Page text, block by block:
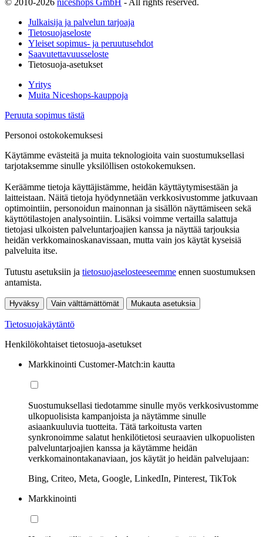
© 2010-2026 niceshops GmbH - All rights reserved.
Julkaisija ja palvelun tarjoaja
Tietosuojaseloste
Yleiset sopimus- ja peruutusehdot
Saavutettavuusseloste
Tietosuoja-asetukset
Yritys
Muita Niceshops-kauppoja
Peruuta sopimus tästä
Personoi ostokokemuksesi
Käytämme evästeitä ja muita teknologioita vain suostumuksellasi
tarjotaksemme sinulle yksilöllisen ostokokemuksen.
Keräämme tietoja käyttäjistämme, heidän käyttäytymisestään ja
laitteistaan. Näitä tietoja hyödynnetään verkkosivustomme jatkuvaan
optimointiin, personoidun mainonnan ja sisällön näyttämiseen sekä
käyttötilastojen analysointiin. Lisäksi voimme vertailla salattuja
tietojasi ulkoisten palveluntarjoajien kanssa ja näyttää tarjouksia
heidän verkkomainoskanavissaan, mutta vain jos käytät kyseisiä
palveluita itse.
Tutustu asetuksiin ja tietosuojaselosteeseemme ennen suostumuksen
antamista.
Hyväksy Vain välttämättömät Mukauta asetuksia
Tietosuojakäytäntö
Henkilökohtaiset tietosuoja-asetukset
Markkinointi Customer-Match:in kautta
Suostumuksellasi tiedotamme sinulle myös verkkosivustomme
ulkopuolisista kampanjoista ja näytämme sinulle
asiaankuuluvia tuotteita. Tätä tarkoitusta varten
synkronoimme salatut henkilötietosi seuraavien ulkopuolisten
palveluntarjoajien kanssa ja käytämme heidän
verkkomainontakanaviaan, jos käytät jo heidän palvelujaan:
Bing, Criteo, Meta, Google, LinkedIn, Pinterest, TikTok
Markkinointi